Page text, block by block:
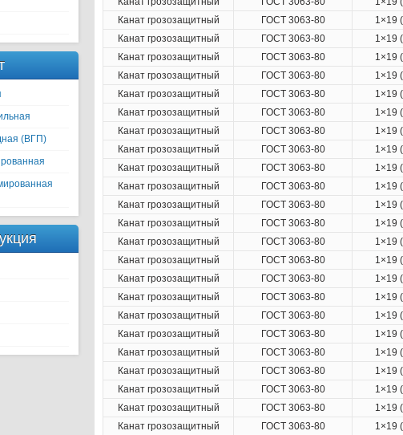
(ВГП)
Канат грозозащитный
ГОСТ 3063-80 1×19
Канат грозозащитный
ГОСТ 3063-80 1×19
Канат грозозащитный
ГОСТ 3063-80 1×19
Канат грозозащитный
ГОСТ 3063-80 1×19
Канат грозозащитный
ГОСТ 3063-80 1×19
Канат грозозащитный
ГОСТ 3063-80 1×19
Канат грозозащитный
ГОСТ 3063-80 1×19
Канат грозозащитный
ГОСТ 3063-80 1×19
Канат грозозащитный
ГОСТ 3063-80 1×19
Канат грозозащитный
ГОСТ 3063-80 1×19
Канат грозозащитный
ГОСТ 3063-80 1×19
Канат грозозащитный
ГОСТ 3063-80 1×19
Канат грозозащитный
ГОСТ 3063-80 1×19
Канат грозозащитный
ГОСТ 3063-80 1×19
Канат грозозащитный
ГОСТ 3063-80 1×19
Канат грозозащитный
ГОСТ 3063-80 1×19
Канат грозозащитный
ГОСТ 3063-80 1×19
Канат грозозащитный
ГОСТ 3063-80 1×19
Канат грозозащитный
ГОСТ 3063-80 1×19
Канат грозозащитный
ГОСТ 3063-80 1×19
Канат грозозащитный
ГОСТ 3063-80 1×19
Канат грозозащитный
ГОСТ 3063-80 1×19
Канат грозозащитный
ГОСТ 3063-80 1×19